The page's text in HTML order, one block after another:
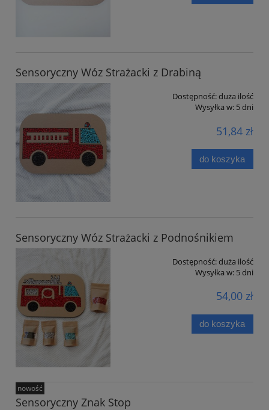
Sensoryczny Wóz Strażacki z Drabiną
Dostępność:duża ilość
Wysyłka w: 5 dni
51,84 zł
do koszyka
Sensoryczny Wóz Strażacki z Podnośnikiem
Dostępność:duża ilość
Wysyłka w: 5 dni
54,00 zł
do koszyka
Sensoryczny Znak Stop
nowość